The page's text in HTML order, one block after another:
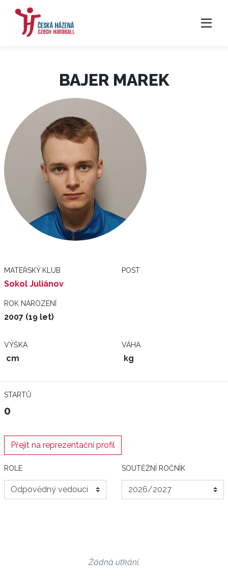
BAJER MAREK
MATEŘSKÝ KLUB
Sokol Juliánov
POST
ROK NAROZENÍ
2007 (19 let)
VÝŠKA
cm
VÁHA
kg
STARTŮ
0
Přejít na reprezentační profil
ROLE SOUTĚŽNÍ ROČNÍK
Žádná utkání.